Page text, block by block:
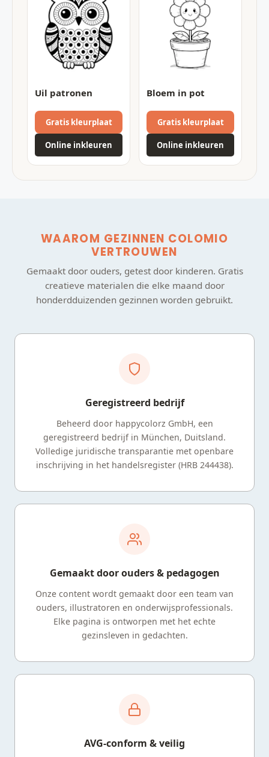
Uil patronen
Gratis kleurplaat
Online inkleuren
Bloem in pot
Gratis kleurplaat
Online inkleuren
WAAROM GEZINNEN COLOMIO
VERTROUWEN
Gemaakt door ouders, getest door kinderen. Gratis
creatieve materialen die elke maand door
honderdduizenden gezinnen worden gebruikt.
Geregistreerd bedrijf
Beheerd door happycolorz GmbH, een
geregistreerd bedrijf in München, Duitsland.
Volledige juridische transparantie met openbare
inschrijving in het handelsregister (HRB 244438).
Gemaakt door ouders & pedagogen
Onze content wordt gemaakt door een team van
ouders, illustratoren en onderwijsprofessionals.
Elke pagina is ontworpen met het echte
gezinsleven in gedachten.
AVG-conform & veilig